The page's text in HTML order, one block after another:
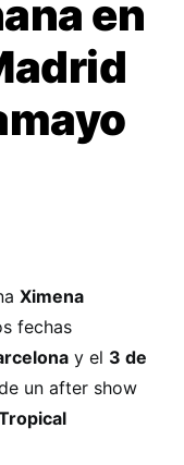
en
Ximena
fechas
y el 3 de
un after show